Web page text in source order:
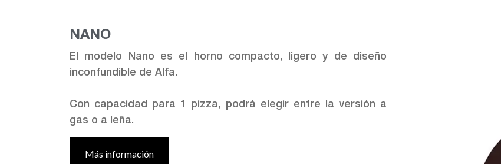
NANO
El modelo Nano es el horno compacto, ligero y de diseño
inconfundible de Alfa.
Con capacidad para 1 pizza, podrá elegir entre la versión a
gas o a leña.
Más información